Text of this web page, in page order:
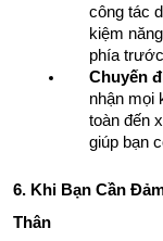
công tác
kiệm
phía
Chuyến
nhận mọi
toàn đến
giúp bạn
6. Khi Bạn Cần
Thân